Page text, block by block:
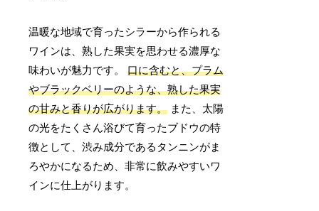
温暖な地域で育ったシラーから作られる
ワインは、熟した果実を思わせる濃厚な
味わいが魅力です。口に含むと、プラム
やブラックベリーのような、熟した果実
の甘みと香りが広がります。 また、太陽
の光をたくさん浴びて育ったブドウの特
徴として、渋み成分であるタンニンがま
ろやかになるため、非常に飲みやすいワ
インに仕上がります。